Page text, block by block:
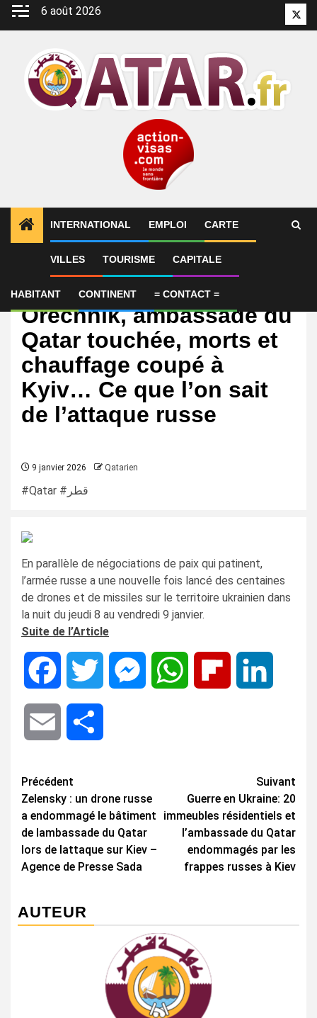
Aller
6 août 2026
INTERNATIONAL EMPLOI CARTE
VILLES TOURISME CAPITALE
HABITANT CONTINENT = CONTACT =
International
Ukraine : missile
Orechnik, ambassade du
Qatar touchée, morts et
chauffage coupé à
Kyiv… Ce que l’on sait
de l’attaque russe
9 janvier 2026 Qatarien
#Qatar #قطر
En parallèle de négociations de paix qui patinent,
l’armée russe a une nouvelle fois lancé des centaines
de drones et de missiles sur le territoire ukrainien dans
la nuit du jeudi 8 au vendredi 9 janvier.
Suite de l’Article
Facebook Twitter MessengerWhatsApp Flipboard
Email
Navigation
d’article
Précédent
Zelensky : un drone russe
a endommagé le bâtiment
de lambassade du Qatar
lors de lattaque sur Kiev –
Agence de Presse Sada
Suivant
Guerre en Ukraine: 20
immeubles résidentiels et
l’ambassade du Qatar
endommagés par les
frappes russes à Kiev
AUTEUR